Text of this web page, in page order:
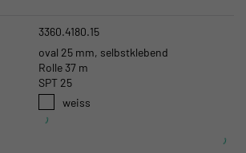
3360.4180.15
oval 25 mm, selbstklebend
Rolle 37 m
SPT 25
weiss